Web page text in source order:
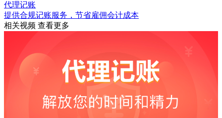
代理记账
提供合规记账服务，节省雇佣会计成本
相关视频 查看更多